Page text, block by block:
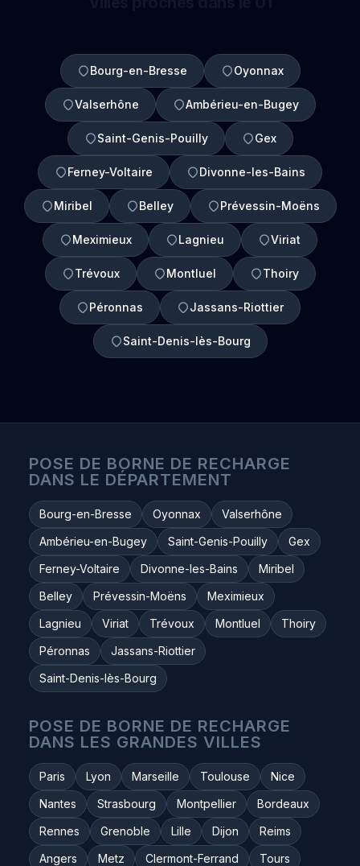
Bourg-en-Bresse Oyonnax
Valserhône Ambérieu-en-Bugey
Saint-Genis-Pouilly Gex
Ferney-Voltaire Divonne-les-Bains
Miribel Belley Prévessin-Moëns
Meximieux Lagnieu Viriat
Trévoux Montluel Thoiry
Péronnas Jassans-Riottier
Saint-Denis-lès-Bourg
POSE DE BORNE DE RECHARGE
DANS LE DÉPARTEMENT
Bourg-en-Bresse Oyonnax
Valserhône
Ambérieu-en-Bugey
Saint-Genis-Pouilly
Gex
Ferney-Voltaire
Divonne-les-Bains
Miribel
Belley
Prévessin-Moëns
Meximieux
Lagnieu
Viriat Trévoux Montluel
Thoiry
Péronnas
Jassans-Riottier
Saint-Denis-lès-Bourg
POSE DE BORNE DE RECHARGE
DANS LES GRANDES VILLES
Paris Lyon Marseille Toulouse
Nice
Nantes
Strasbourg Montpellier
Bordeaux
Rennes
Grenoble Lille Dijon
Reims
Angers
Metz Clermont-Ferrand
Tours